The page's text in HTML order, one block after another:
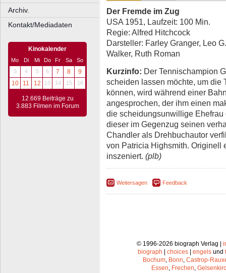
Archiv.
Kontakt/Mediadaten
Kinokalender
Mo Di Mi Do Fr Sa
So
3
4 5 6 7 8
9
10
11 12 13 14 15 16
12.669 Beiträge zu
3.883 Filmen im Forum
Der Fremde im Zug
USA 1951, Laufzeit: 100 Min.
Regie: Alfred Hitchcock
Darsteller: Farley Granger, Leo
Walker, Ruth Roman
Kurzinfo: Der Tennischampion
scheiden lassen möchte, um die
können, wird während einer
angesprochen, der ihm einen
die scheidungsunwillige
dieser im Gegenzug seinen
Chandler als Drehbuchautor
von Patricia Highsmith. Originell
inszeniert. (plb)
Weitersagen Feedback
© 1996-2026 biograph Verlag |
biograph | choices | engels und
Bochum Bonn Castrop-
Essen Frechen